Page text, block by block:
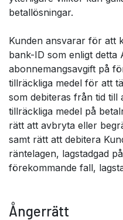
betallösningar.
Kunden ansvarar för att
bank-ID som enligt detta
abonnemangsavgift på
tillräckliga medel för att
som debiteras från tid till
tillräckliga medel på
rätt att avbryta eller
samt rätt att debitera
räntelagen, lagstadgad
förekommande fall,
Ångerrätt